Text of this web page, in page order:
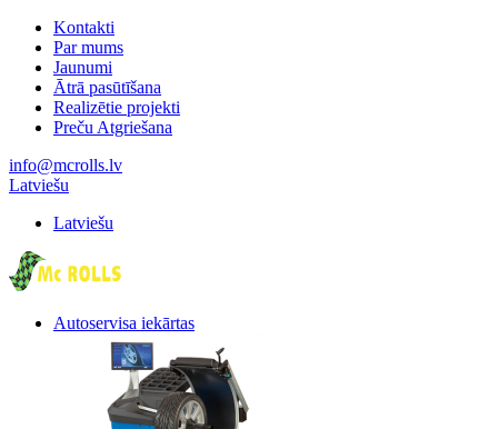
Kontakti
Par mums
Jaunumi
Ātrā pasūtīšana
Realizētie projekti
Preču Atgriešana
info@mcrolls.lv
Latviešu
Latviešu
Autoservisa iekārtas